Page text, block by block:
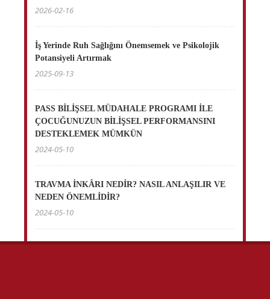
2026-02-16
İş Yerinde Ruh Sağlığını Önemsemek ve Psikolojik
Potansiyeli Artırmak
2025-09-13
PASS BİLİŞSEL MÜDAHALE PROGRAMI İLE
ÇOCUĞUNUZUN BİLİŞSEL PERFORMANSINI
DESTEKLEMEK MÜMKÜN
2024-05-10
TRAVMA İNKÂRI NEDİR? NASIL ANLAŞILIR VE
NEDEN ÖNEMLİDİR?
2024-05-10